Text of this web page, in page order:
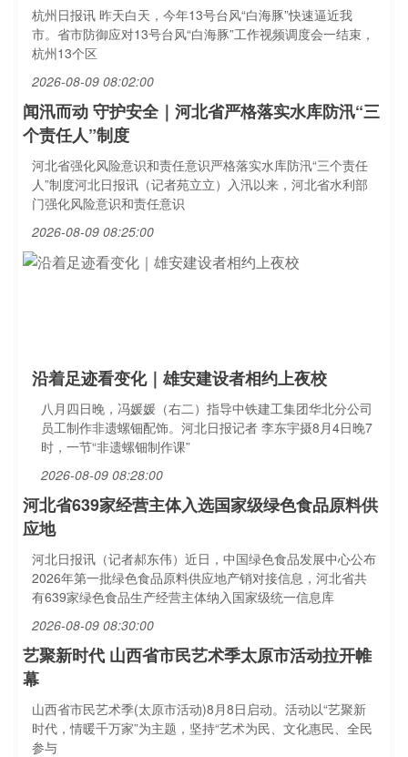
杭州日报讯 昨天白天，今年13号台风“白海豚”快速逼近我
市。省市防御应对13号台风“白海豚”工作视频调度会一结束，
杭州13个区
2026-08-09 08:02:00
闻汛而动 守护安全｜河北省严格落实水库防汛“三
个责任人”制度
河北省强化风险意识和责任意识严格落实水库防汛“三个责任
人”制度河北日报讯（记者苑立立）入汛以来，河北省水利部
门强化风险意识和责任意识
2026-08-09 08:25:00
沿着足迹看变化｜雄安建设者相约上夜校
八月四日晚，冯媛媛（右二）指导中铁建工集团华北分公司
员工制作非遗螺钿配饰。河北日报记者 李东宇摄8月4日晚7
时，一节“非遗螺钿制作课”
2026-08-09 08:28:00
河北省639家经营主体入选国家级绿色食品原料供
应地
河北日报讯（记者郝东伟）近日，中国绿色食品发展中心公布
2026年第一批绿色食品原料供应地产销对接信息，河北省共
有639家绿色食品生产经营主体纳入国家级统一信息库
2026-08-09 08:30:00
艺聚新时代 山西省市民艺术季太原市活动拉开帷
幕
山西省市民艺术季(太原市活动)8月8日启动。活动以“艺聚新
时代，情暖千万家”为主题，坚持“艺术为民、文化惠民、全民
参与